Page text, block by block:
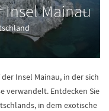
Mainau
Insel Mainau, in der sich
verwandelt. Entdecken Sie
in dem exotische